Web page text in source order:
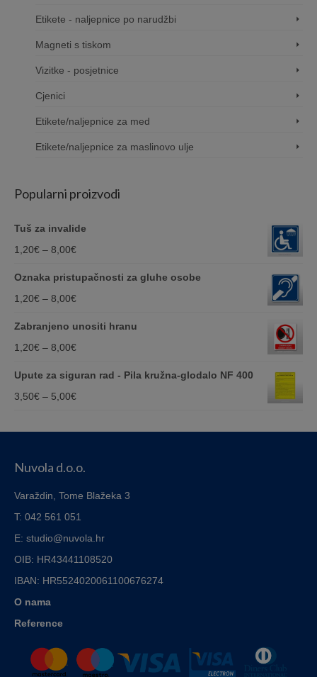
Etikete - naljepnice po narudžbi
Magneti s tiskom
Vizitke - posjetnice
Cjenici
Etikete/naljepnice za med
Etikete/naljepnice za maslinovo ulje
Popularni proizvodi
Tuš za invalide
1,20€ – 8,00€Price
Oznaka pristupačnosti za gluhe osobe
1,20€ – 8,00€Price
Zabranjeno unositi hranu
1,20€ – 8,00€Price
8,00€
Upute za siguran rad - Pila kružna-glodalo NF 400
3,50€ – 5,00€Price
Nuvola d.o.o.
Varaždin, Tome Blažeka 3
T: 042 561 051
E: studio@nuvola.hr
OIB: HR43441108520
IBAN: HR5524020061100676274
O nama
Reference